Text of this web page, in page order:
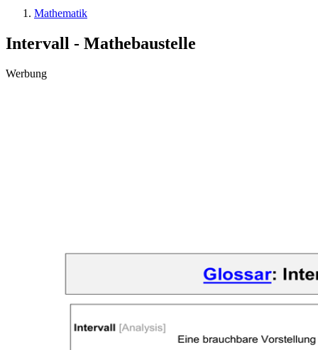
Mathematik
Intervall - Mathebaustelle
Werbung